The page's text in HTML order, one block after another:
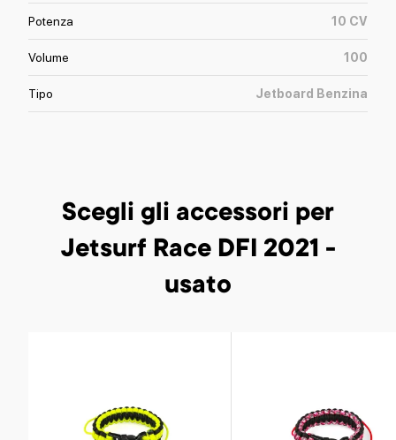
Potenza 10 CV
Volume 100
Tipo Jetboard Benzina
Scegli gli accessori per
Jetsurf Race DFI 2021 -
usato